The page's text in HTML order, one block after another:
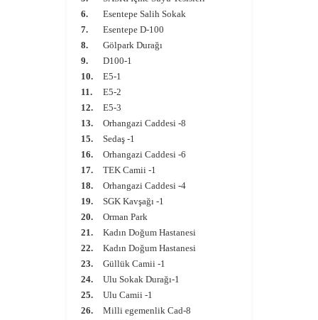
6.
Esentepe Salih Sokak
7.
Esentepe D-100
8.
Gölpark Durağı
9.
D100-1
10.
E5-1
11.
E5-2
12.
E5-3
13.
Orhangazi Caddesi -8
15.
Sedaş -1
16.
Orhangazi Caddesi -6
17.
TEK Camii -1
18.
Orhangazi Caddesi -4
19.
SGK Kavşağı -1
20.
Orman Park
21.
Kadın Doğum Hastanesi
22.
Kadın Doğum Hastanesi
23.
Güllük Camii -1
24.
Ulu Sokak Durağı-1
25.
Ulu Camii -1
26.
Milli egemenlik Cad-8